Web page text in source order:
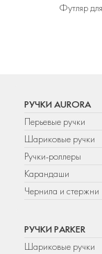
Футляр
РУЧКИ AURORA
Перьевые ручки
Шариковые ручки
Ручки-роллеры
Карандаши
Чернила и стержни
РУЧКИ PARKER
Шариковые ручки